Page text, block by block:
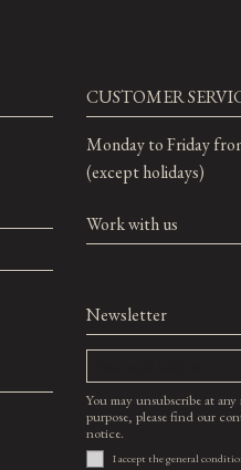
CUSTOMER
Monday to Friday
(except holidays)
Work with us
Newsletter
You may unsubscribe at
purpose, please find our
notice.
I accept thegeneral